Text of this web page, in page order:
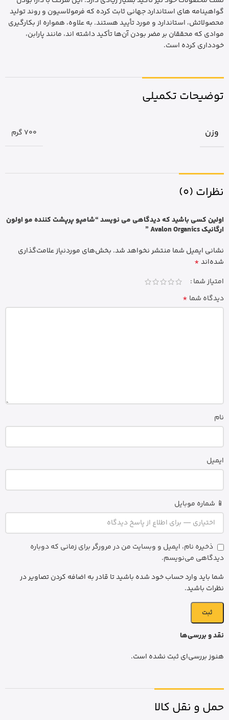
گواهینامه های استاندارد جهانی ثابت کرده که فرمولاسیون و روند تولید
محصولاتش، استاندارد و مورد تأیید هستند. به علاوه، همواره از بکارگیری
موادی که محققان بر مضر بودن آن‌ها تأکید داشته اند، مانند پارابن،
خودداری کرده است.
توضیحات تکمیلی
وزن 700 گرم
نظرات (0)
نقد و بررسی‌ها
هنوز بررسی‌ای ثبت نشده است.
اولین کسی باشید که دیدگاهی می نویسد “شامپو پرپشت کننده مو اولون
ارگانیک Avalon Organics ”
نشانی ایمیل شما منتشر نخواهد شد. بخش‌های موردنیاز علامت‌گذاری
شده‌اند*
امتیاز شما
دیدگاه شما *
نام
ایمیل
📱 شماره موبایل
ذخیره نام، ایمیل و وبسایت من در مرورگر برای زمانی که دوباره
دیدگاهی می‌نویسم.
شما باید وارد حساب خود شده باشید تا قادر به اضافه کردن تصاویر در
نظرات باشید.
حمل و نقل کالا